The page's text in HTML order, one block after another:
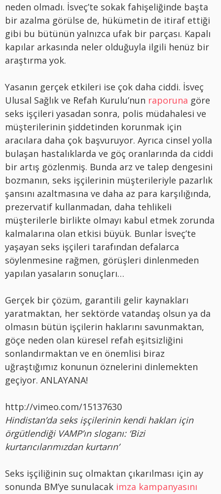
neden olmadı. İsveç’te sokak fahişeliğinde başta
bir azalma görülse de, hükümetin de itiraf ettiği
gibi bu bütünün yalnızca ufak bir parçası. Kapalı
kapılar arkasında neler olduğuyla ilgili henüz bir
araştırma yok.
Yasanın gerçek etkileri ise çok daha ciddi. İsveç
Ulusal Sağlık ve Refah Kurulu’nun raporuna göre
seks işçileri yasadan sonra, polis müdahalesi ve
müşterilerinin şiddetinden korunmak için
aracılara daha çok başvuruyor. Ayrıca cinsel yolla
bulaşan hastalıklarda ve göç oranlarında da ciddi
bir artış gözlenmiş. Bunda arz ve talep dengesini
bozmanın, seks işçilerinin müşterileriyle pazarlık
şansını azaltmasına ve daha az para karşılığında,
prezervatif kullanmadan, daha tehlikeli
müşterilerle birlikte olmayı kabul etmek zorunda
kalmalarına olan etkisi büyük. Bunlar İsveç’te
yaşayan seks işçileri tarafından defalarca
söylenmesine rağmen, görüşleri dinlenmeden
yapılan yasaların sonuçları…
Gerçek bir çözüm, garantili gelir kaynakları
yaratmaktan, her sektörde vatandaş olsun ya da
olmasın bütün işçilerin haklarını savunmaktan,
göçe neden olan küresel refah eşitsizliğini
sonlandırmaktan ve en önemlisi biraz
uğraştığımız konunun öznelerini dinlemekten
geçiyor. ANLAYANA!
http://vimeo.com/15137630
Hindistan’da seks işçilerinin kendi hakları için
örgütlendiği VAMP’ın sloganı: ‘Bizi
kurtarıcılarımızdan kurtarın’
Seks işçiliğinin suç olmaktan çıkarılması için ay
sonunda BM’ye sunulacak imza kampanyasını